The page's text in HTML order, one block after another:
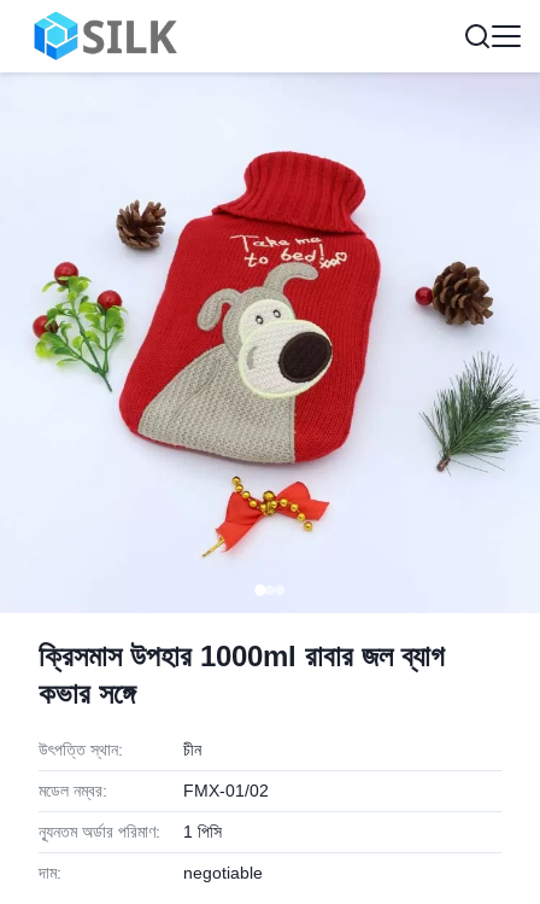
ক্রিসমাস উপহার 1000ml রাবার জল ব্যাগ
কভার সঙ্গে
উৎপত্তি স্থান: চীন
মডেল নম্বর: FMX-01/02
ন্যূনতম অর্ডার পরিমাণ: 1 পিসি
দাম: negotiable